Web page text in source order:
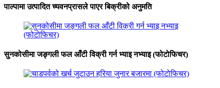
पाल्पामा उत्पादित च्यवनप्रासले पाएर बिक्रीको अनुमति
सुनकोसीमा जङ्गली फल आँटी विक्री गर्न भ्याइ नभ्याइ (फोटोफिचर)